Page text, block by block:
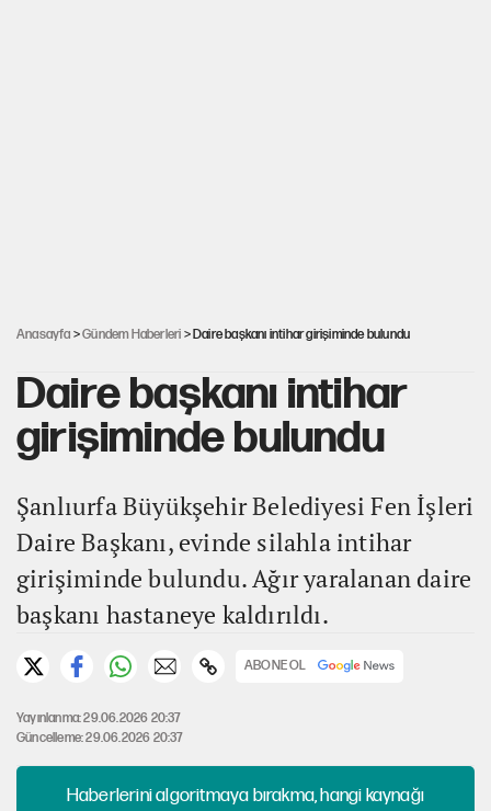
Anasayfa >Gündem Haberleri > Daire başkanı intihar girişiminde bulundu
Daire başkanı intihar
girişiminde bulundu
Şanlıurfa Büyükşehir Belediyesi Fen İşleri
Daire Başkanı, evinde silahla intihar
girişiminde bulundu. Ağır yaralanan daire
başkanı hastaneye kaldırıldı.
ABONE OL
Yayınlanma: 29.06.2026 20:37
Güncelleme: 29.06.2026 20:37
Haberlerini algoritmaya bırakma, hangi kaynağı